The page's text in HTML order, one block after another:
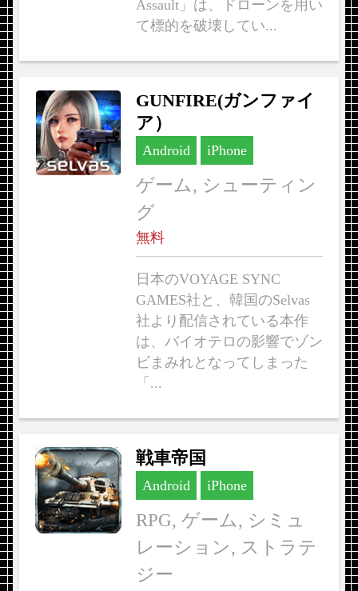
Assault」は、ドローンを用い
て標的を破壊してい...
GUNFIRE(ガンファイ
ア）
Android iPhone
ゲーム, シューティン
グ
無料
日本のVOYAGE SYNC
GAMES社と、韓国のSelvas
社より配信されている本作
は、バイオテロの影響でゾン
ビまみれとなってしまった
「...
戦車帝国
Android iPhone
RPG, ゲーム, シミュ
レーション, ストラテ
ジー